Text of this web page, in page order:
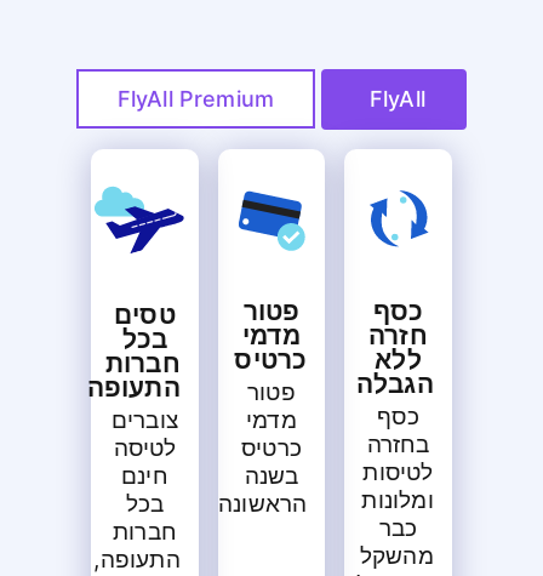
FlyAll
FlyAll Premium
כסף
חזרה
ללא
הגבלה
כסף
בחזרה
לטיסות
ומלונות
כבר
מהשקל
פטור
מדמי
כרטיס
פטור
מדמי
כרטיס
בשנה
הראשונה
טסים
בכל
חברות
התעופה
צוברים
לטיסה
חינם
בכל
חברות
התעופה,